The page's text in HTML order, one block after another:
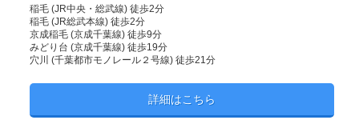
稲毛 (JR中央・総武線) 徒歩2分
稲毛 (JR総武本線) 徒歩2分
京成稲毛 (京成千葉線) 徒歩9分
みどり台 (京成千葉線) 徒歩19分
穴川 (千葉都市モノレール２号線) 徒歩21分
詳細はこちら